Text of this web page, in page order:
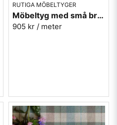
RUTIGA MÖBELTYGER
Möbeltyg med små bruna rutor - Lill Ruta nr.282
905 kr / meter